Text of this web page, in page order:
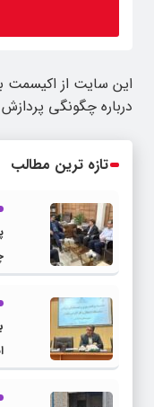
این سایت از اکیسمت
درباره چگونگی
تازه ترین مطالب